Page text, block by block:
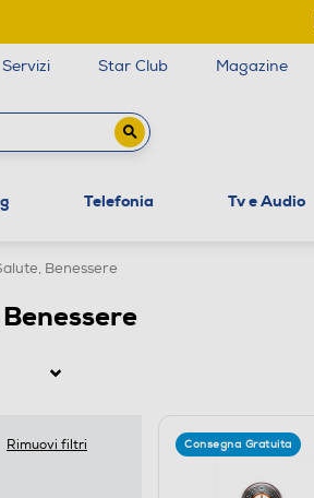
Servizi Star Club Magazine
Telefonia Tv e Audio
Benessere
Rimuovi filtri Consegna Gratuita